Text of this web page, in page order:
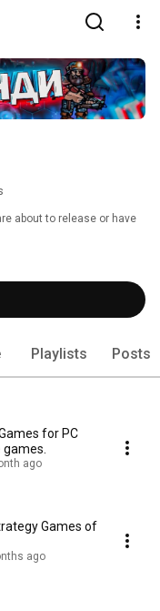
about to release or have
Playlists Posts
for PC
ago
Games of
ago